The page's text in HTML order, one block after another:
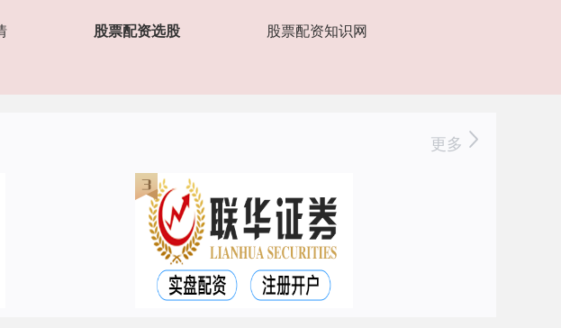
股票配资选股 股票配资知识网
更多